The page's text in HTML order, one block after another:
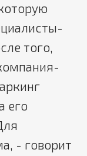
того,
его
- говорит